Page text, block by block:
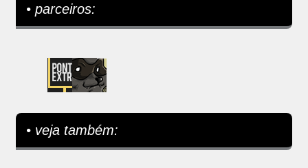
• parceiros:
• veja também: